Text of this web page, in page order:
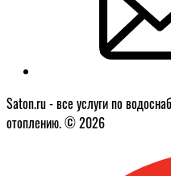
Saton.ru - все услуги по
отоплению. © 2026